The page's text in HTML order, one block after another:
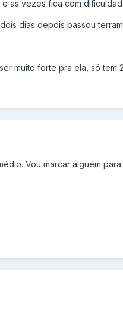
e as vezes fica com
dias depois passou
muito forte pra ela, só tem
Vou marcar alguém